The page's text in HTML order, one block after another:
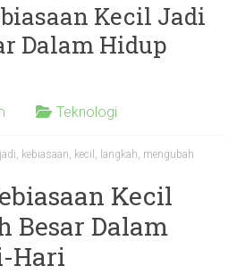
Kecil Jadi
Dalam Hidup
Teknologi
jadi, kebiasaan, kecil , langkah, mengubah
Kecil
Besar Dalam
Hari